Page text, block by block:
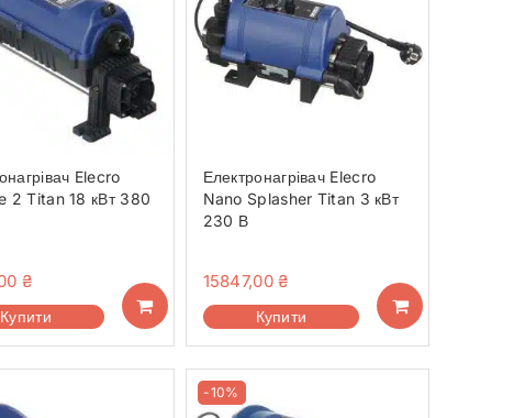
Elecro
2 Titan 18 кВт 380
₴
Купити
Електронагрівач Elecro
Nano Splasher Titan 3 кВт
230 В
15847,00₴
Купити
-10%